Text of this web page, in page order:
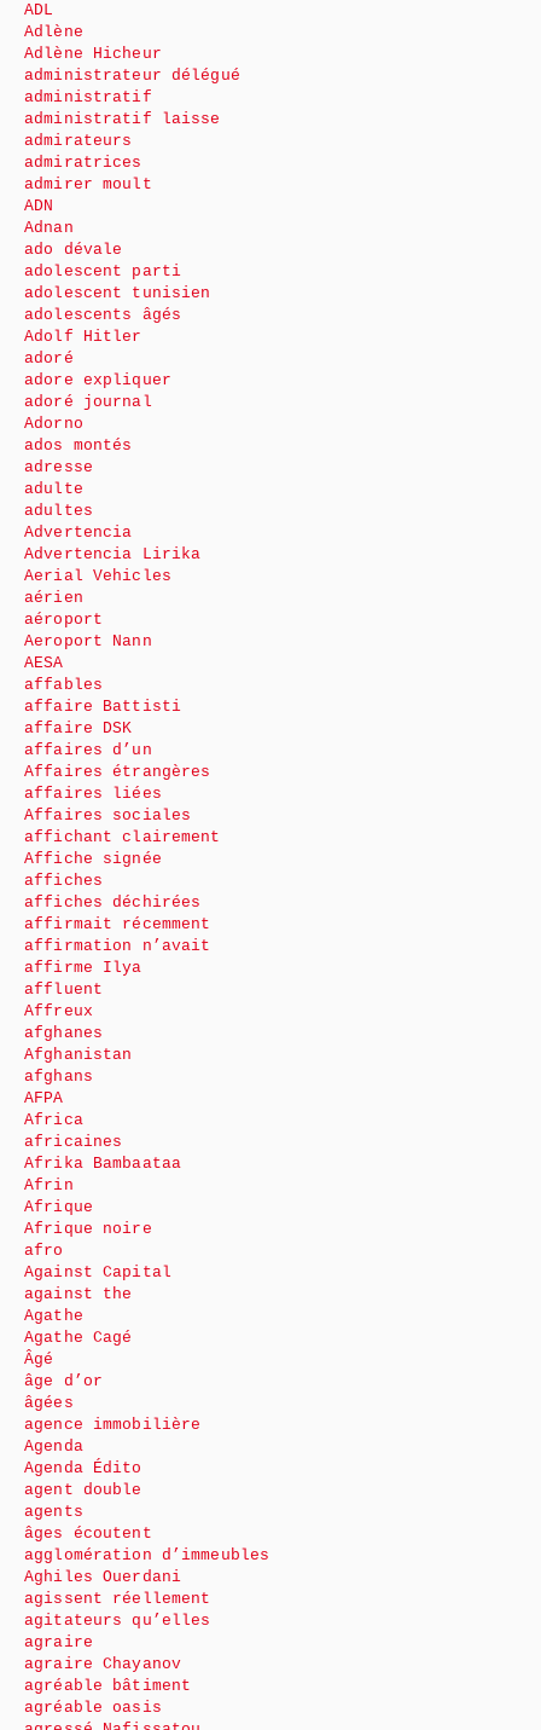
ADL
Adlène
Adlène Hicheur
administrateur délégué
administratif
administratif laisse
admirateurs
admiratrices
admirer moult
ADN
Adnan
ado dévale
adolescent parti
adolescent tunisien
adolescents âgés
Adolf Hitler
adoré
adore expliquer
adoré journal
Adorno
ados montés
adresse
adulte
adultes
Advertencia
Advertencia Lirika
Aerial Vehicles
aérien
aéroport
Aeroport Nann
AESA
affables
affaire Battisti
affaire DSK
affaires d’un
Affaires étrangères
affaires liées
Affaires sociales
affichant clairement
Affiche signée
affiches
affiches déchirées
affirmait récemment
affirmation n’avait
affirme Ilya
affluent
Affreux
afghanes
Afghanistan
afghans
AFPA
Africa
africaines
Afrika Bambaataa
Afrin
Afrique
Afrique noire
afro
Against Capital
against the
Agathe
Agathe Cagé
Âgé
âge d’or
âgées
agence immobilière
Agenda
Agenda Édito
agent double
agents
âges écoutent
agglomération d’immeubles
Aghiles Ouerdani
agissent réellement
agitateurs qu’elles
agraire
agraire Chayanov
agréable bâtiment
agréable oasis